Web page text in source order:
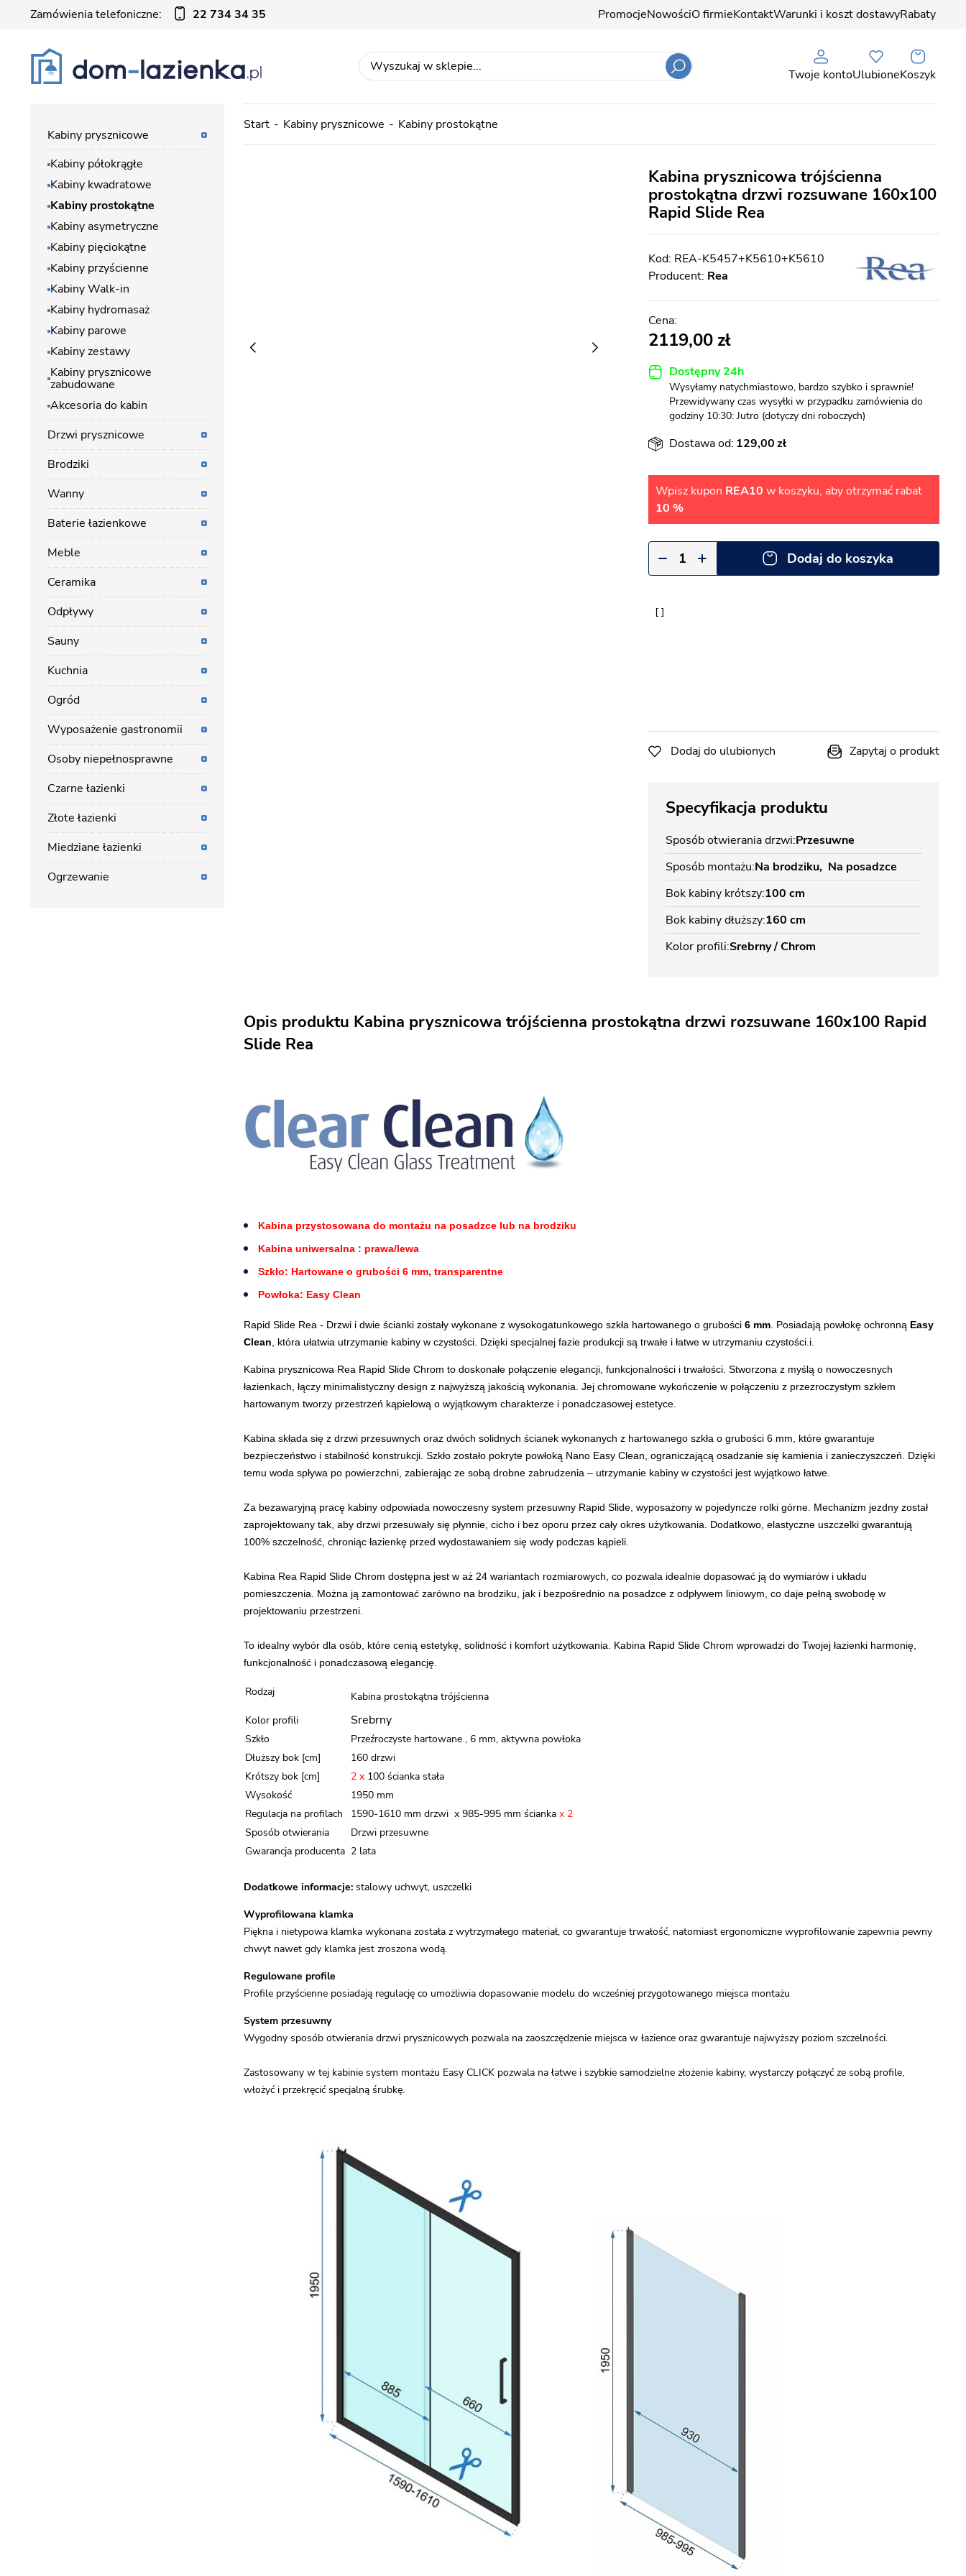
Zamówienia telefoniczne: 22 734 34 35 PromocjeNowościO firmieKontaktWarunki i koszt dostawyRabaty
Twoje kontoUlubioneKoszyk
Start Kabiny prysznicowe Kabiny prostokątne
Kabina prysznicowa trójścienna
prostokątna drzwi rozsuwane 160x100
Rapid Slide Rea
REA-K5457+K5610+K5610
Producent: Rea
2119,00
Dostępny 24h
Wysyłamy natychmiastowo, bardzo szybko i sprawnie!
Przewidywany czas wysyłki w przypadku zamówienia do
godziny 10:30: Jutro (dotyczy dni roboczych)
Dostawa od: 129,00
Wpisz kupon REA10 w koszyku, aby otrzymać rabat
10 %
Dodaj do koszyka
Dodaj do ulubionych Zapytaj o produkt
Specyfikacja produktu
Sposób otwierania drzwi Przesuwne
Sposób montażu Na brodziku Na posadzce
Bok kabiny krótszy 100 cm
Bok kabiny dłuższy 160 cm
Kolor profili Srebrny / Chrom
Opis produktu Kabina prysznicowa trójścienna prostokątna drzwi rozsuwane 160x100 Rapid
Slide Rea
Kabina przystosowana do montażu na posadzce lub na brodziku
Kabina uniwersalna : prawa/lewa
Szkło: Hartowane o grubości 6 mm, transparentne
Powłoka: Easy Clean
Rapid Slide Rea - Drzwi i dwie ścianki zostały wykonane z wysokogatunkowego szkła hartowanego o grubości 6 mm . Posiadają powłokę ochronną Easy
Clean , która ułatwia utrzymanie kabiny w czystości. Dzięki specjalnej fazie produkcji są trwałe i łatwe w utrzymaniu czystości.i.
Kabina prysznicowa Rea Rapid Slide Chrom to doskonałe połączenie elegancji, funkcjonalności i trwałości. Stworzona z myślą o nowoczesnych
łazienkach, łączy minimalistyczny design z najwyższą jakością wykonania. Jej chromowane wykończenie w połączeniu z przezroczystym szkłem
hartowanym tworzy przestrzeń kąpielową o wyjątkowym charakterze i ponadczasowej estetyce.
Kabina składa się z drzwi przesuwnych oraz dwóch solidnych ścianek wykonanych z hartowanego szkła o grubości 6 mm, które gwarantuje
bezpieczeństwo i stabilność konstrukcji. Szkło zostało pokryte powłoką Nano Easy Clean, ograniczającą osadzanie się kamienia i zanieczyszczeń. Dzięki
temu woda spływa po powierzchni, zabierając ze sobą drobne zabrudzenia – utrzymanie kabiny w czystości jest wyjątkowo łatwe.
Za bezawaryjną pracę kabiny odpowiada nowoczesny system przesuwny Rapid Slide, wyposażony w pojedyncze rolki górne. Mechanizm jezdny został
zaprojektowany tak, aby drzwi przesuwały się płynnie, cicho i bez oporu przez cały okres użytkowania. Dodatkowo, elastyczne uszczelki gwarantują
100% szczelność, chroniąc łazienkę przed wydostawaniem się wody podczas kąpieli.
Kabina Rea Rapid Slide Chrom dostępna jest w aż 24 wariantach rozmiarowych, co pozwala idealnie dopasować ją do wymiarów i układu
pomieszczenia. Można ją zamontować zarówno na brodziku, jak i bezpośrednio na posadzce z odpływem liniowym, co daje pełną swobodę w
projektowaniu przestrzeni.
To idealny wybór dla osób, które cenią estetykę, solidność i komfort użytkowania. Kabina Rapid Slide Chrom wprowadzi do Twojej łazienki harmonię,
funkcjonalność i ponadczasową elegancję.
Rodzaj
Kabina prostokątna trójścienna
Kolor profili
Srebrny
Szkło
Przeźroczyste hartowane , 6 mm, aktywna powłoka
Dłuższy bok [cm]
160 drzwi
Krótszy bok [cm]
2 x 100 ścianka stała
Wysokość
1950 mm
Regulacja na profilach
1590-1610 mm drzwi x 985-995 mm ścianka x 2
Sposób otwierania
Drzwi przesuwne
Gwarancja producenta 2 lata
Dodatkowe informacje: stalowy uchwyt, uszczelki
Wyprofilowana klamka
Piękna i nietypowa klamka wykonana została z wytrzymałego materiał, co gwarantuje trwałość, natomiast ergonomiczne wyprofilowanie zapewnia pewny
chwyt nawet gdy klamka jest zroszona wodą.
Regulowane profile
Profile przyścienne posiadają regulację co umożliwia dopasowanie modelu do wcześniej przygotowanego miejsca montażu
System przesuwny
Wygodny sposób otwierania drzwi prysznicowych pozwala na zaoszczędzenie miejsca w łazience oraz gwarantuje najwyższy poziom szczelności.
Zastosowany w tej kabinie system montażu Easy CLICK pozwala na łatwe i szybkie samodzielne złożenie kabiny, wystarczy połączyć ze sobą profile,
włożyć i przekręcić specjalną śrubkę.
Kabiny prysznicowe
Kabiny półokrągłe
Kabiny kwadratowe
Kabiny prostokątne
Kabiny asymetryczne
Kabiny pięciokątne
Kabiny przyścienne
Kabiny Walk-in
Kabiny hydromasaż
Kabiny parowe
Kabiny zestawy
Kabiny prysznicowe
zabudowane
Akcesoria do kabin
Drzwi prysznicowe
Brodziki
Wanny
Baterie łazienkowe
Meble
Ceramika
Odpływy
Sauny
Kuchnia
Ogród
Wyposażenie gastronomii
Osoby niepełnosprawne
Czarne łazienki
Złote łazienki
Miedziane łazienki
Ogrzewanie